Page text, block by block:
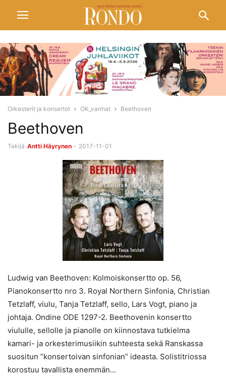
Orkesterit ja konsertot OK_vanhat Beethoven
Beethoven
Tekijä Antti Häyrynen - 2017-11-01
Ludwig van Beethoven: Kolmoiskonsertto op. 56,
Pianokonsertto nro 3. Royal Northern Sinfonia, Christian
Tetzlaff, viulu, Tanja Tetzlaff, sello, Lars Vogt, piano ja
johtaja. Ondine ODE 1297-2. Beethovenin konsertto
viululle, sellolle ja pianolle on kiinnostava tutkielma
kamari- ja orkesterimusiikin suhteesta sekä Ranskassa
suositun ”konsertoivan sinfonian” ideasta. Solistitriossa
korostuu tavallista enemmän...